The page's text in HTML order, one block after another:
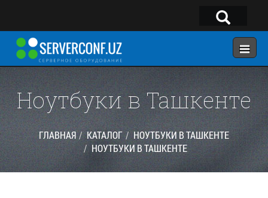
×
ГЛАВНАЯ
КОНФИГУРАТОР
КАТАЛОГ
Telegram:@serverconf_uz
Тел: (90) 932-18-00
Ноутбуки в Ташкенте
ГЛАВНАЯ КАТАЛОГ
НОУТБУКИ В ТАШКЕНТЕ
НОУТБУКИ В ТАШКЕНТЕ